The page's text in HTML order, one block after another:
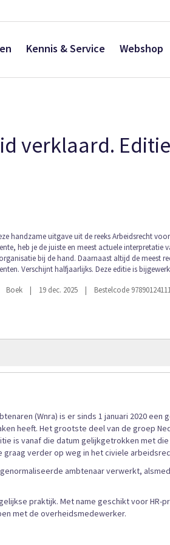
Kennis & Service Webshop
verklaard. Editie
Boek | 19 dec. 2025 | Bestelcode
handzame uitgave uit de reeks Arbeidsrecht
heb je de juiste en meest actuele interpretatie
bij de hand. Daarnaast altijd de meest
Verschijnt halfjaarlijks. Deze editie is
(Wnra) is er sinds 1 januari 2020 een
heeft. Het grootste deel van de groep
is vanaf die datum gelijkgetrokken met
verder op weg in het civiele
ambtenaar verwerkt,
praktijk. Met name geschikt voor HR-
met de overheidsmedewerker.